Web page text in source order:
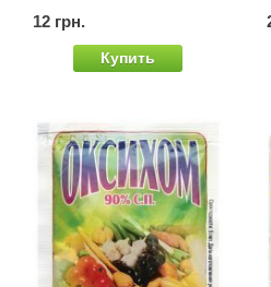
12 грн.
Купить